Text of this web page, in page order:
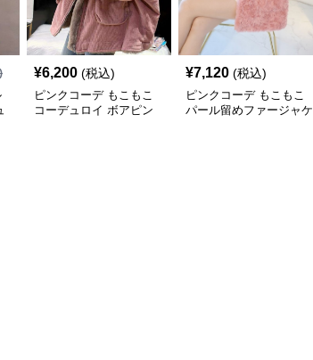
¥6,200 (税込)
ピンクコーデ もこもこ
コーデュロイ ボアピン
¥7,120 (税込)
ピンクコーデ もこもこ
パール留めファージャケ